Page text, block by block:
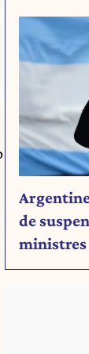
de
ministres
déficit